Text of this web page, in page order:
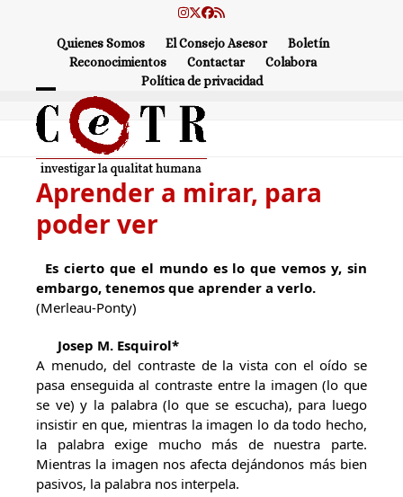
Instagram
Twitter
Facebook
RSS
Quienes Somos El Consejo Asesor
Boletín
Reconocimientos
Contactar
Colabora
Política de privacidad
Open
mobile
menu
Close
mobile
menu
Aprender a mirar, para
poder ver
Es cierto que el mundo es lo que vemos y, sin
embargo, tenemos que aprender a verlo.
(Merleau-Ponty)
Josep M. Esquirol*
A menudo, del contraste de la vista con el oído se
pasa enseguida al contraste entre la imagen (lo que
se ve) y la palabra (lo que se escucha), para luego
insistir en que, mientras la imagen lo da todo hecho,
la palabra exige mucho más de nuestra parte.
Mientras la imagen nos afecta dejándonos más bien
pasivos, la palabra nos interpela.